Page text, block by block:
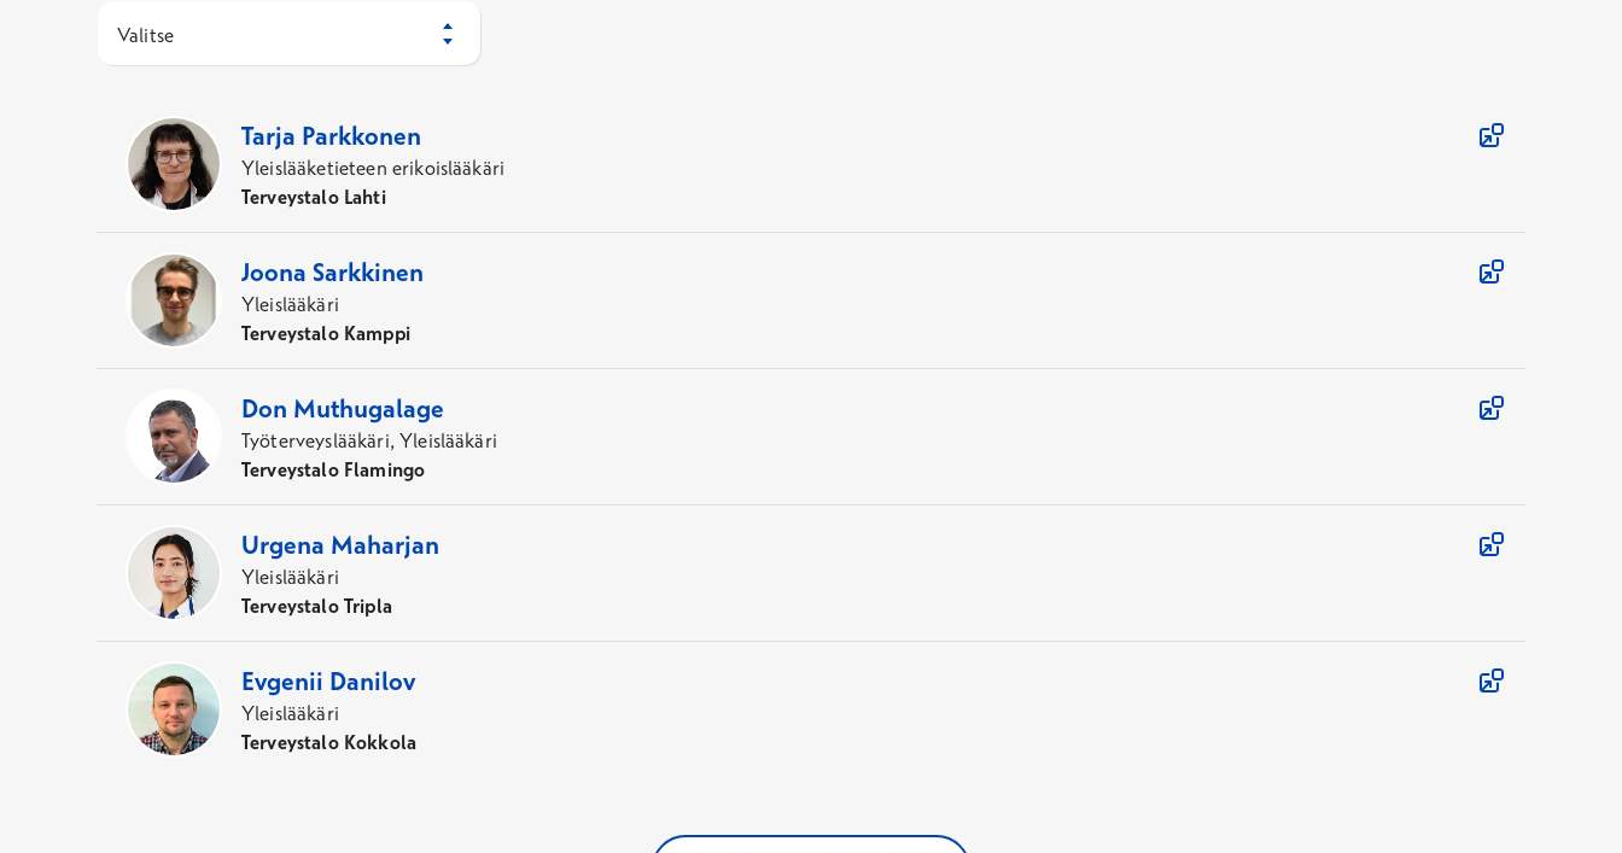
Valitse
Tarja Parkkonen
Yleislääketieteen erikoislääkäri
Terveystalo Lahti
Joona Sarkkinen
Yleislääkäri
Terveystalo Kamppi
Don Muthugalage
Työterveyslääkäri, Yleislääkäri
Terveystalo Flamingo
Urgena Maharjan
Yleislääkäri
Terveystalo Tripla
Evgenii Danilov
Yleislääkäri
Terveystalo Kokkola